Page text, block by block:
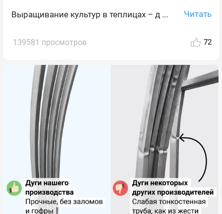
Выращивание культур в теплицах – д ... Читать
139581 просмотров 72